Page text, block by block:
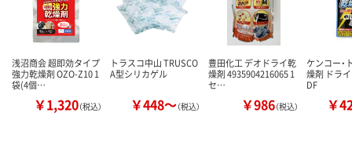
浅沼商会 超即効タイプ
強力乾燥剤 OZO-Z10 1
袋(4個…
￥1,320（税込）
トラスコ中山 TRUSCO
A型シリカゲル
￥448～（税込）
豊田化工 デオドライ乾
燥剤 4935904216065 1
セ…
￥986（税込）
ケンコー・
燥剤 ドラ
DF
￥